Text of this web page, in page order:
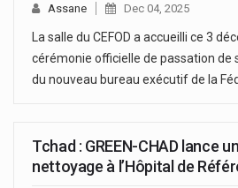
Assane Dec 04, 2025
La salle du CEFOD a accueilli ce 3
cérémonie officielle de passation de
du nouveau bureau exécutif de la
Tchad : GREEN-CHAD lance
nettoyage à l’Hôpital de